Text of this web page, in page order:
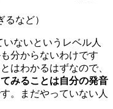
など）
ないというレベル人
分からないわけです
はわかるはずなので、
みることは自分の発音
。まだやっていない人